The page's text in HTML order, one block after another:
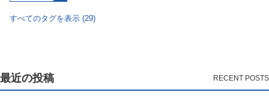
すべてのタグを表示 (29)
最近の投稿